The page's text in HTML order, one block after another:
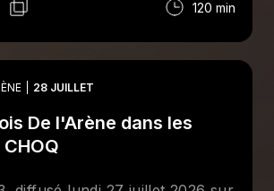
entrevue avec le lutteur 120 min
28 JUILLET
De l'Arène dans les